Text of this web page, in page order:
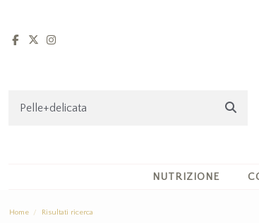
NUTRIZIONE
Home Risultati ricerca